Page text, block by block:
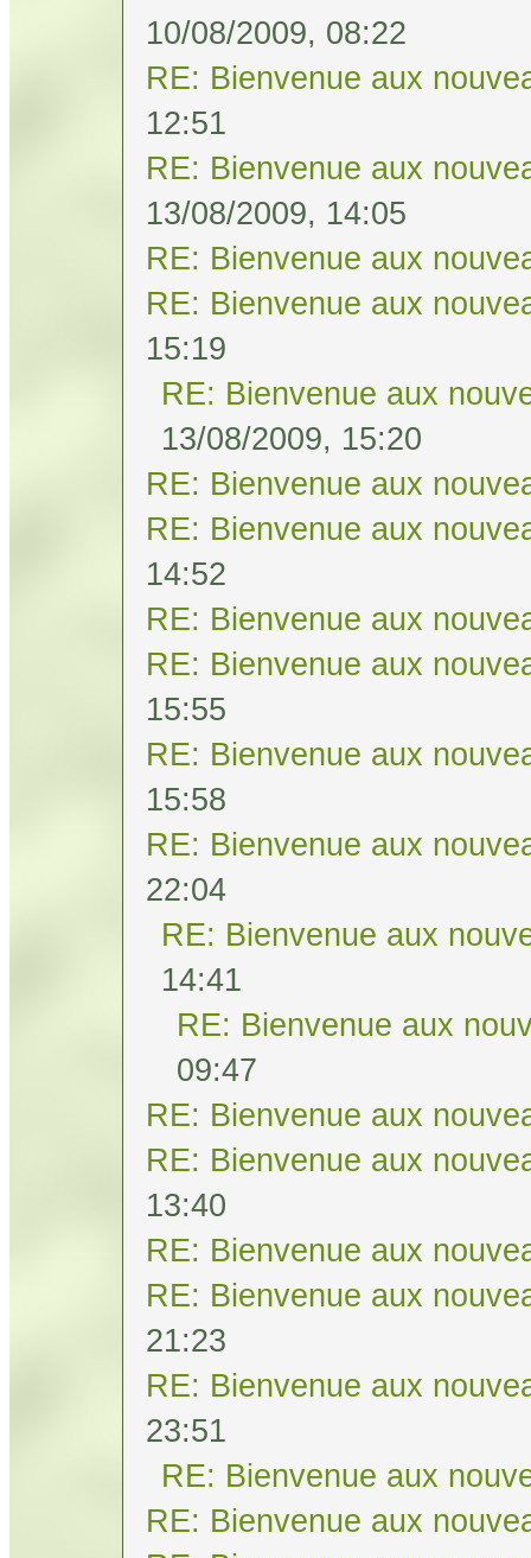
10/08/2009, 08:22
RE: Bienvenue aux
12:51
RE: Bienvenue aux
13/08/2009, 14:05
RE: Bienvenue aux
RE: Bienvenue aux
15:19
RE: Bienvenue aux
13/08/2009, 15:20
RE: Bienvenue aux
RE: Bienvenue aux
14:52
RE: Bienvenue aux
RE: Bienvenue aux
15:55
RE: Bienvenue aux
15:58
RE: Bienvenue aux
22:04
RE: Bienvenue aux
14:41
RE: Bienvenue aux
09:47
RE: Bienvenue aux
RE: Bienvenue aux
13:40
RE: Bienvenue aux
RE: Bienvenue aux
21:23
RE: Bienvenue aux
23:51
RE: Bienvenue aux
RE: Bienvenue aux